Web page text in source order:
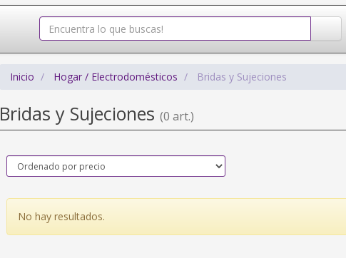
Inicio Hogar / Electrodomésticos Bridas y Sujeciones
Bridas y Sujeciones (0 art.)
No hay resultados.